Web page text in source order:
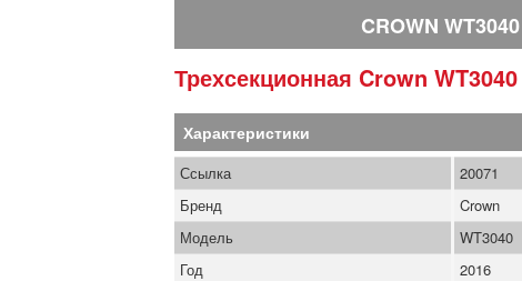
CROWN WT3040
Трехсекционная Crown WT3040
Характеристики
Ссылка
20071
Бренд
Crown
Модель
WT3040
Год
2016